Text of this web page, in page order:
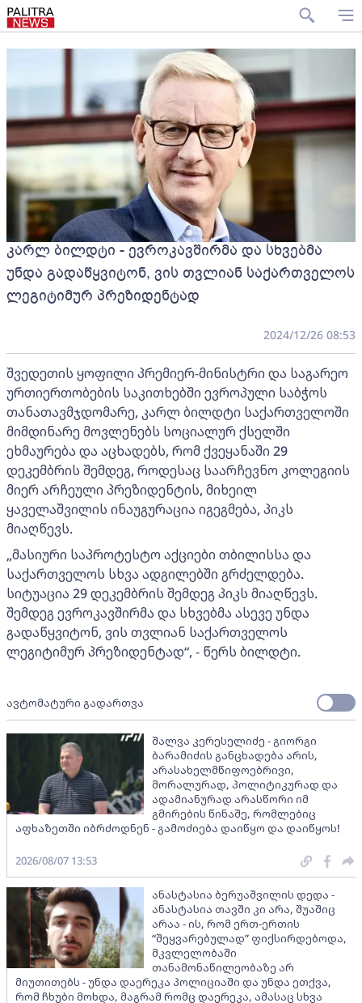
კარლ ბილდტი - ევროკავშირმა და სხვებმა
უნდა გადაწყვიტონ, ვის თვლიან საქართველოს
ლეგიტიმურ პრეზიდენტად
2024/12/26 08:53
შვედეთის ყოფილი პრემიერ-მინისტრი და საგარეო
ურთიერთობების საკითხებში ევროპული საბჭოს
თანათავმჯდომარე, კარლ ბილდტი საქართველოში
მიმდინარე მოვლენებს სოციალურ ქსელში
ეხმაურება და აცხადებს, რომ ქვეყანაში 29
დეკემბრის შემდეგ, როდესაც საარჩევნო კოლეგიის
მიერ არჩეული პრეზიდენტის, მიხეილ
ყაველაშვილის ინაუგურაცია იგეგმება, პიკს
მიაღწევს.
„მასიური საპროტესტო აქციები თბილისსა და
საქართველოს სხვა ადგილებში გრძელდება.
სიტუაცია 29 დეკემბრის შემდეგ პიკს მიაღწევს.
შემდეგ ევროკავშირმა და სხვებმა ასევე უნდა
გადაწყვიტონ, ვის თვლიან საქართველოს
ლეგიტიმურ პრეზიდენტად“, - წერს ბილდტი.
ავტომატური გადართვა
შალვა კერესელიძე - გიორგი
ბარამიძის განცხადება არის,
არასახელმწიფოებრივი,
მორალურად, პოლიტიკურად და
ადამიანურად არასწორი იმ
გმირების წინაშე, რომლებიც
აფხაზეთში იბრძოდნენ - გამოძიება დაიწყო და დაიწყოს!
2026/08/07 13:53
ანასტასია ბერუაშვილის დედა -
ანასტასია თავში კი არა, შუაშიც
არაა - ის, რომ ერთ-ერთის
“შეყვარებულად” ფიქსირდებოდა,
მკვლელობაში
თანამონაწილეობაზე არ
მიუთითებს - უნდა დაერეკა პოლიციაში და უნდა ეთქვა,
რომ ჩხუბი მოხდა, მაგრამ რომც დაერეკა, ამასაც სხვა